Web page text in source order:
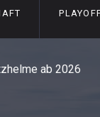
ab 2026